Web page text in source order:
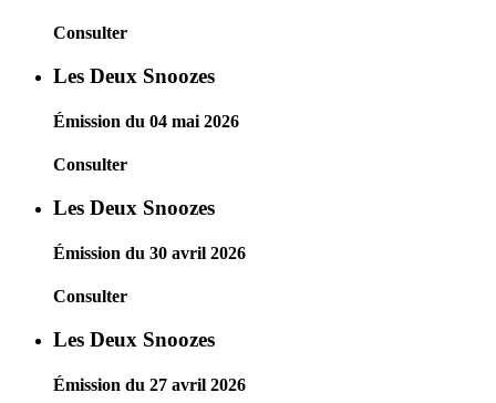
Consulter
Les Deux Snoozes
Émission du 04 mai 2026
Consulter
Les Deux Snoozes
Émission du 30 avril 2026
Consulter
Les Deux Snoozes
Émission du 27 avril 2026